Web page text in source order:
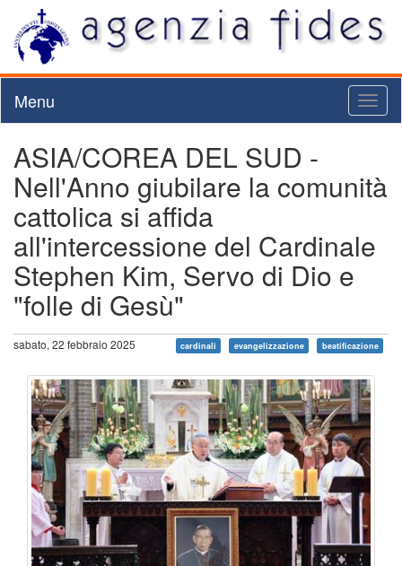
Menu
ASIA/COREA DEL SUD -
Nell'Anno giubilare la comunità
cattolica si affida
all'intercessione del Cardinale
Stephen Kim, Servo di Dio e
"folle di Gesù"
sabato, 22 febbraio 2025 cardinali evangelizzazione beatificazione